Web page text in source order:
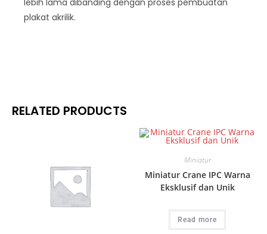
lebih lama dibanding dengan proses pembuatan
plakat akrilik.
RELATED PRODUCTS
Miniatur
Miniatur Crane IPC Warna
Eksklusif dan Unik
Read more